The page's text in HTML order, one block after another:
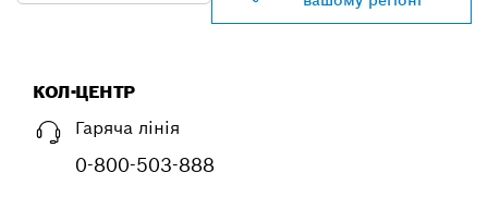
КОЛ-ЦЕНТР
Гаряча лінія
0-800-503-888